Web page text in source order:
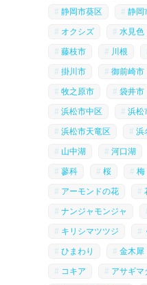
静岡市葵区 静岡
オクシズ 水見色
藤枝市 川根
掛川市 御前崎市
牧之原市 袋井市
浜松市中区 浜松
浜松市天竜区 浜
山中湖 河口湖
蓼科 桜 梅
アーモンドの花
ナンジャモンジャ
キリシマツツジ
ひまわり 金木犀
コキア アサギマ